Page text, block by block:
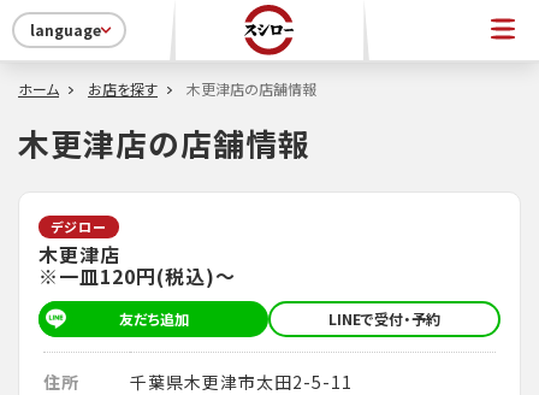
language
ホーム お店を探す 木更津店の店舗情報
木更津店の店舗情報
デジロー
木更津店
※一皿120円(税込)～
友だち追加 LINEで受付・予約
住所
千葉県木更津市太田2-5-11